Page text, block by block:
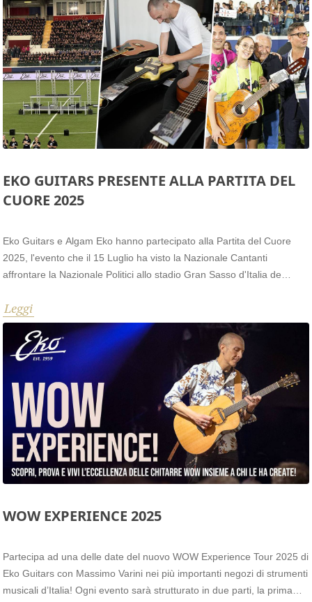
istituzionali.
EKO GUITARS PRESENTE ALLA PARTITA DEL
CUORE 2025
Eko Guitars e Algam Eko hanno partecipato alla Partita del Cuore
2025, l'evento che il 15 Luglio ha visto la Nazionale Cantanti
affrontare la Nazionale Politici allo stadio Gran Sasso d'Italia de
Leggi
WOW EXPERIENCE 2025
Partecipa ad una delle date del nuovo WOW Experience Tour 2025 di
Eko Guitars con Massimo Varini nei più importanti negozi di strumenti
musicali d’Italia! Ogni evento sarà strutturato in due parti, la prima